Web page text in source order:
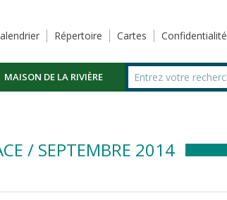
Répertoire Cartes Confidentialité
MAISON DE LA RIVIÈRE
/ SEPTEMBRE 2014